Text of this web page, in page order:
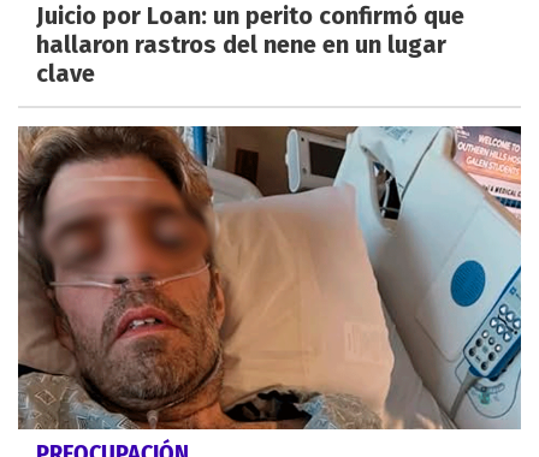
Juicio por Loan: un perito confirmó que
hallaron rastros del nene en un lugar
clave